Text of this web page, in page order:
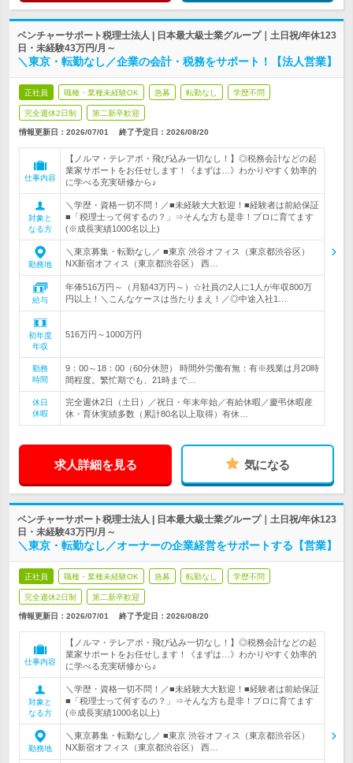
ベンチャーサポート税理士法人 | 日本最大級士業グループ｜土日祝/年休123
日・未経験43万円/月～
＼東京・転勤なし／企業の会計・税務をサポート！【法人営業】
正社員 職種・業種未経験OK 急募 転勤なし 学歴不問
完全週休2日制 第二新卒歓迎
情報更新日：2026/07/01 終了予定日： 2026/08/20
仕事内容
【ノルマ・テレアポ・飛び込み一切なし！】◎税務会計などの起
業家サポートをお任せします！《まずは…》わかりやすく効率的
に学べる充実研修から♪
対象と
なる方
＼学歴・資格一切不問！／■未経験大大歓迎！■経験者は前給保証
■「税理士って何するの？」⇒そんな方も是非！プロに育てます
(※成長実績1000名以上)
勤務地
＼東京募集・転勤なし／ ■東京 渋谷オフィス（東京都渋谷区）
NX新宿オフィス（東京都渋谷区） 西…
給与
年俸516万円～（月額43万円～）☆社員の2人に1人が年収800万
円以上！＼こんなケースは当たりまえ！／◎中途入社1…
初年度
年収
516万円～1000万円
勤務
時間
9：00～18：00（60分休憩） 時間外労働有無：有※残業は月20時
間程度。繁忙期でも、21時まで…
休日
休暇
完全週休2日（土日）／祝日・年末年始／有給休暇／慶弔休暇産
休・育休実績多数（累計80名以上取得）有休…
求人詳細を見る 気になる
ベンチャーサポート税理士法人 | 日本最大級士業グループ｜土日祝/年休123
日・未経験43万円/月～
＼東京・転勤なし／オーナーの企業経営をサポートする【営業】
正社員 職種・業種未経験OK 急募 転勤なし 学歴不問
完全週休2日制 第二新卒歓迎
情報更新日：2026/07/01 終了予定日： 2026/08/20
仕事内容
【ノルマ・テレアポ・飛び込み一切なし！】◎税務会計などの起
業家サポートをお任せします！《まずは…》わかりやすく効率的
に学べる充実研修から♪
対象と
なる方
＼学歴・資格一切不問！／■未経験大大歓迎！■経験者は前給保証
■「税理士って何するの？」⇒そんな方も是非！プロに育てます
(※成長実績1000名以上)
勤務地
＼東京募集・転勤なし／ ■東京 渋谷オフィス（東京都渋谷区）
NX新宿オフィス（東京都渋谷区） 西…